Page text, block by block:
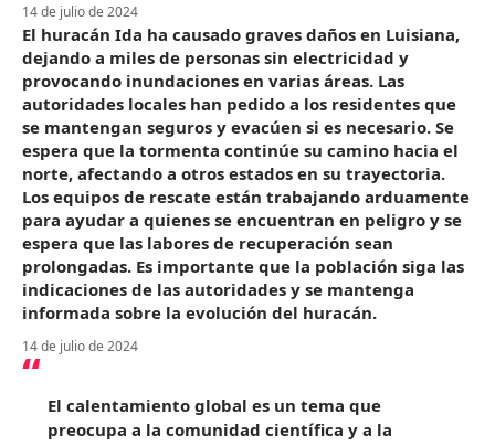
14 de julio de 2024
El huracán Ida ha causado graves daños en Luisiana,
dejando a miles de personas sin electricidad y
provocando inundaciones en varias áreas. Las
autoridades locales han pedido a los residentes que
se mantengan seguros y evacúen si es necesario. Se
espera que la tormenta continúe su camino hacia el
norte, afectando a otros estados en su trayectoria.
Los equipos de rescate están trabajando arduamente
para ayudar a quienes se encuentran en peligro y se
espera que las labores de recuperación sean
prolongadas. Es importante que la población siga las
indicaciones de las autoridades y se mantenga
informada sobre la evolución del huracán.
14 de julio de 2024
El calentamiento global es un tema que
preocupa a la comunidad científica y a la